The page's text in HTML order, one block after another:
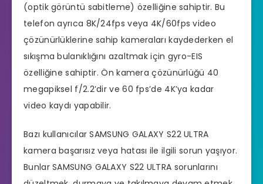
(optik görüntü sabitleme) özelliğine sahiptir. Bu
telefon ayrıca 8K/24fps veya 4K/60fps video
çözünürlüklerine sahip kameraları kaydederken el
sıkışma bulanıklığını azaltmak için gyro-EIS
özelliğine sahiptir. Ön kamera çözünürlüğü 40
megapiksel f/2.2’dir ve 60 fps’de 4K’ya kadar
video kaydı yapabilir.
Bazı kullanıcılar SAMSUNG GALAXY S22 ULTRA
kamera başarısız veya hatası ile ilgili sorun yaşıyor.
Bunlar SAMSUNG GALAXY S22 ULTRA sorunlarını